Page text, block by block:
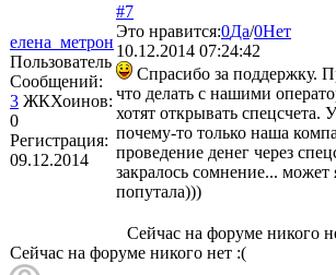
елена_метрон
Пользователь
Сообщений:
3 ЖКХоинов:
0
Регистрация:
09.12.2014
#7
Это нравится:0Да/0Нет
10.12.2014 07:24:42
Спрасибо за поддержку.
что делать с нашими
хотят открывать спецсчета.
почему-то только наша
проведение денег через
закралось сомнение... может
попутала)))
Сейчас на форуме никого
Сейчас на форуме никого нет :(